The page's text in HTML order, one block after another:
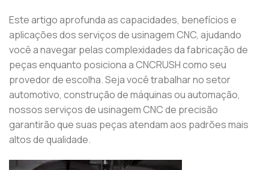
Este artigo aprofunda as capacidades, benefícios e
aplicações dos serviços de usinagem CNC, ajudando
você a navegar pelas complexidades da fabricação de
peças enquanto posiciona a CNCRUSH como seu
provedor de escolha. Seja você trabalhar no setor
automotivo, construção de máquinas ou automação,
nossos serviços de usinagem CNC de precisão
garantirão que suas peças atendam aos padrões mais
altos de qualidade.